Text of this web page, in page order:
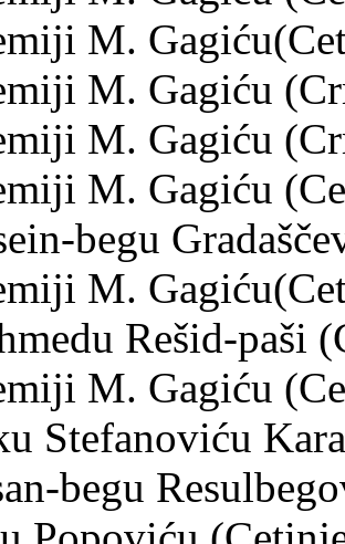
M.
M. Gagiću
M. Gagiću
M. Gagiću
begu
M.
Rešid-paši
M. Gagiću
Stefanoviću
begu